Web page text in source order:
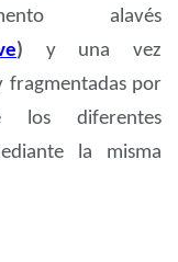
alavés
) y una vez
fragmentadas por
los diferentes
la misma